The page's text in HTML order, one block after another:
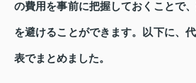
の費用を事前に把握しておくことで
を避けることができます。以下に、
表でまとめました。